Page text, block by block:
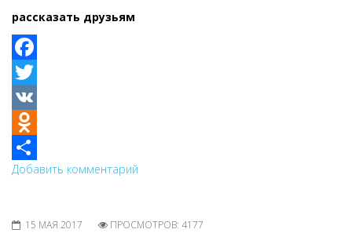
рассказать друзьям
Facebook
Twitter
VK
Odnoklassniki
Share
Добавить комментарий
15 МАЯ 2017 ПРОСМОТРОВ: 4177